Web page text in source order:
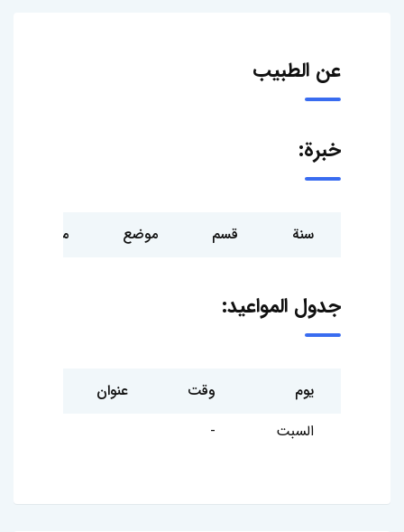
عن الطبيب
خبرة:
سنة قسم موضع مستشفى
جدول المواعيد:
يوم وقت
عنوان
السبت
-